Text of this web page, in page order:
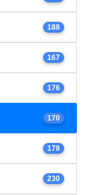
188
167
176
170
178
230